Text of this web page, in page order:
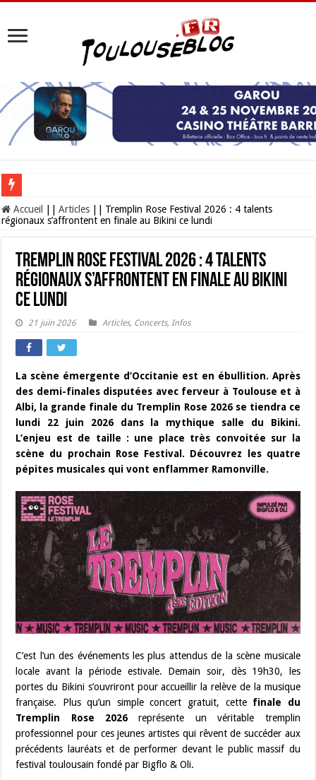
Les Nocturnes de la Cité de l’espace 2026 : l’événement incontournable de
Accueil Articles
Tremplin Rose Festival 2026 : 4 talents
régionaux s’affrontent en finale au Bikini ce lundi
Tremplin Rose Festival 2026 : 4 talents
régionaux s’affrontent en finale au Bikini
ce lundi
21 juin 2026 Articles, Concerts,Infos
La scène émergente d’Occitanie est en ébullition. Après
des demi-finales disputées avec ferveur à Toulouse et à
Albi, la grande finale du Tremplin Rose 2026 se tiendra ce
lundi 22 juin 2026 dans la mythique salle du Bikini.
L’enjeu est de taille : une place très convoitée sur la
scène du prochain Rose Festival. Découvrez les quatre
pépites musicales qui vont enflammer Ramonville.
C’est l’un des événements les plus attendus de la scène musicale
locale avant la période estivale. Demain soir, dès 19h30, les
portes du Bikini s’ouvriront pour accueillir la relève de la musique
française. Plus qu’un simple concert gratuit, cette finale du
Tremplin Rose 2026 représente un véritable tremplin
professionnel pour ces jeunes artistes qui rêvent de succéder aux
précédents lauréats et de performer devant le public massif du
festival toulousain fondé par Bigflo & Oli.